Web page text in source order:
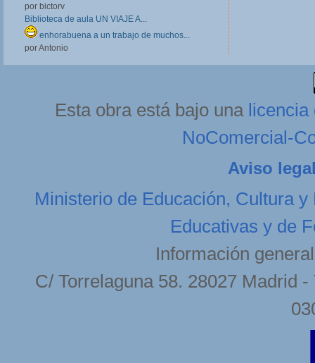
por bictorv
Biblioteca de aula UN VIAJE A...
enhorabuena a un trabajo de muchos...
por Antonio
Esta obra está bajo una licencia
NoComercial-
Aviso
Ministerio de Educación, Cultura y
Educativas y de
Información
C/ Torrelaguna 58. 28027 Madrid